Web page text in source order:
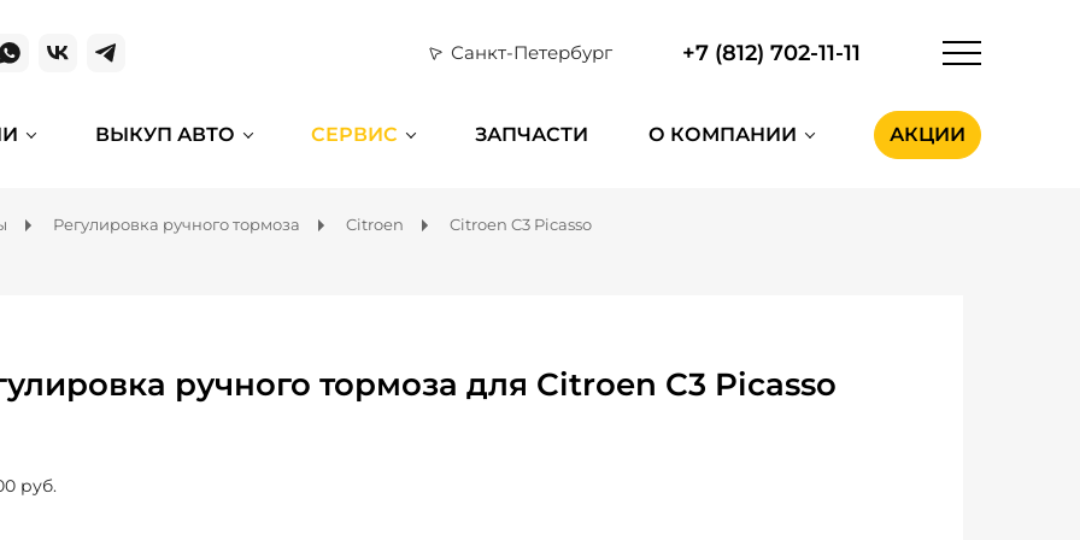
Санкт-Петербург +7 (812) 702-11-11
ВЫКУП АВТО СЕРВИС ЗАПЧАСТИ О КОМПАНИИ АКЦИИ
Регулировка ручного тормоза Citroen Citroen C3 Picasso
ручного тормоза для Citroen C3 Picasso
руб.